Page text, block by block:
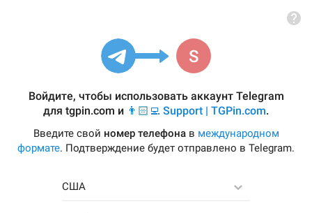
Войдите, чтобы использовать аккаунт Telegram
для tgpin.com и 👨🏻‍💻 Support | TGPin.com.
Введите свой номер телефонав международном
формате. Подтверждение будет отправлено в Telegram.
США